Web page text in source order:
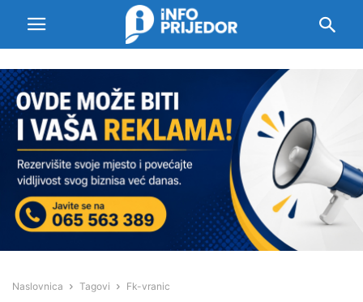
Naslovnica Tagovi Fk-vranic